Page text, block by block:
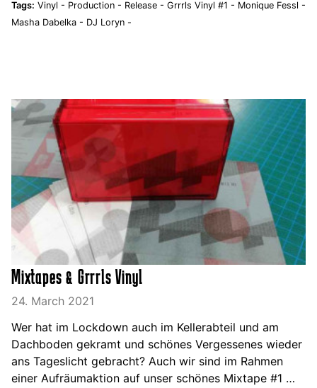
Tags: Vinyl - Production - Release - Grrrls Vinyl #1 - Monique Fessl -
Masha Dabelka - DJ Loryn -
Mixtapes & Grrrls Vinyl
24. March 2021
Wer hat im Lockdown auch im Kellerabteil und am
Dachboden gekramt und schönes Vergessenes wieder
ans Tageslicht gebracht? Auch wir sind im Rahmen
einer Aufräumaktion auf unser schönes Mixtape #1 …